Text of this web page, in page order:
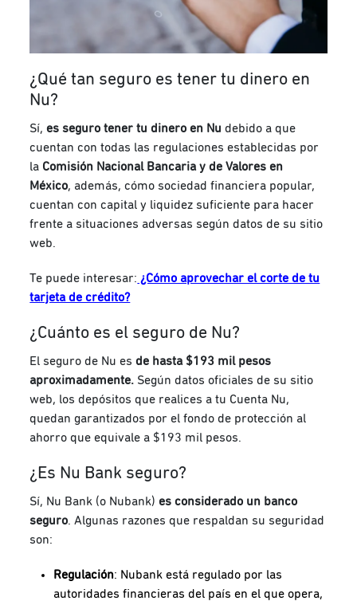
¿Qué tan seguro es tener tu dinero en
Nu?
Sí,es seguro tener tu dinero en Nudebido a que
cuentan con todas las regulaciones establecidas por
la Comisión Nacional Bancaria y de Valores en
México, además, cómo sociedad financiera popular,
cuentan con capital y liquidez suficiente para hacer
frente a situaciones adversas según datos de su sitio
web.
Te puede interesar: ¿Cómo aprovechar el corte de tu
tarjeta de crédito?
¿Cuánto es el seguro de Nu?
El seguro de Nu esde hasta $193 mil pesos
aproximadamente. Según datos oficiales de su sitio
web, los depósitos que realices a tu Cuenta Nu,
quedan garantizados por el fondo de protección al
ahorro que equivale a $193 mil pesos.
¿Es Nu Bank seguro?
Sí, Nu Bank (o Nubank)es considerado un banco
seguro. Algunas razones que respaldan su seguridad
son:
Regulación: Nubank está regulado por las
autoridades financieras del país en el que opera,